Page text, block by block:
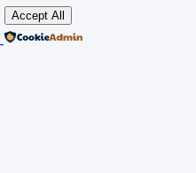
Accept All